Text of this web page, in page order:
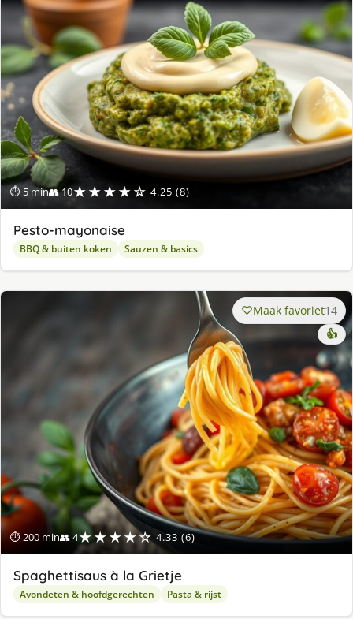
⏱ 5 min👥 10★★★★☆ 4.25 (8)
Pesto-mayonaise
BBQ & buiten koken Sauzen & basics
⏱ 200 min👥 4★★★★☆ 4.33 (6)
Maak favoriet14
👍
Spaghettisaus à la Grietje
Avondeten & hoofdgerechten Pasta & rijst